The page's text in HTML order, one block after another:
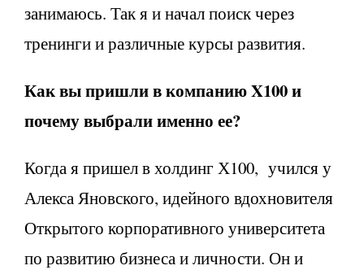
занимаюсь. Так я и начал поиск через
тренинги и различные курсы развития.
Как вы пришли в компанию X100 и
почему выбрали именно ее?
Когда я пришел в холдинг Х100, учился у
Алекса Яновского, идейного вдохновителя
Открытого корпоративного университета
по развитию бизнеса и личности. Он и